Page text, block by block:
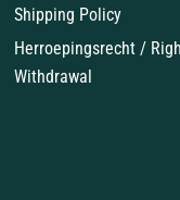
Shipping Policy
Herroepingsrecht /
Withdrawal